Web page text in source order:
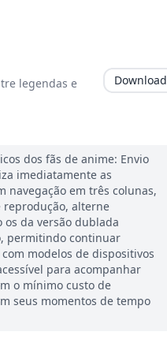
legendas e
Download
dos fãs de anime: Envio
imediatamente as
navegação em três colunas,
reprodução, alterne
da versão dublada
permitindo continuar
modelos de dispositivos
para acompanhar
o mínimo custo de
seus momentos de tempo